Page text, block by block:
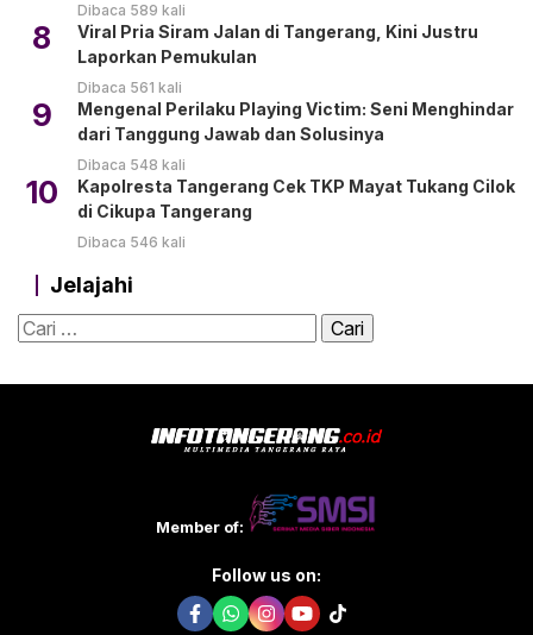
Dibaca 589 kali
8
Viral Pria Siram Jalan di Tangerang, Kini Justru
Laporkan Pemukulan
Dibaca 561 kali
9
Mengenal Perilaku Playing Victim: Seni Menghindar
dari Tanggung Jawab dan Solusinya
Dibaca 548 kali
10
Kapolresta Tangerang Cek TKP Mayat Tukang Cilok
di Cikupa Tangerang
Dibaca 546 kali
Jelajahi
Cari
Member of:
Follow us on: